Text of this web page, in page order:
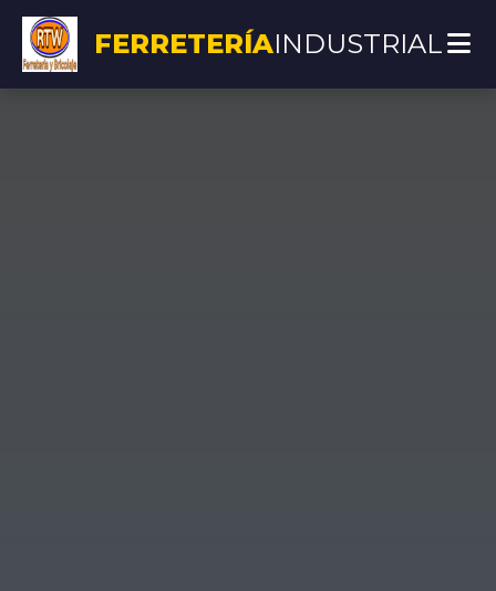
FERRETERÍAINDUSTRIAL